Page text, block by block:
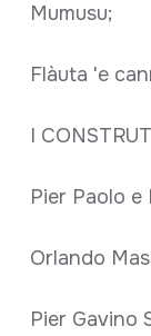
Mumusu;
Flàuta 'e
I
Pier Paolo
Orlando
Pier Gavino